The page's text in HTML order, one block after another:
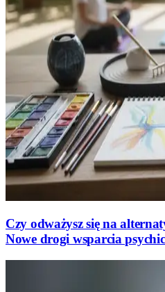
Czy odważysz się na
Nowe drogi wsparcia